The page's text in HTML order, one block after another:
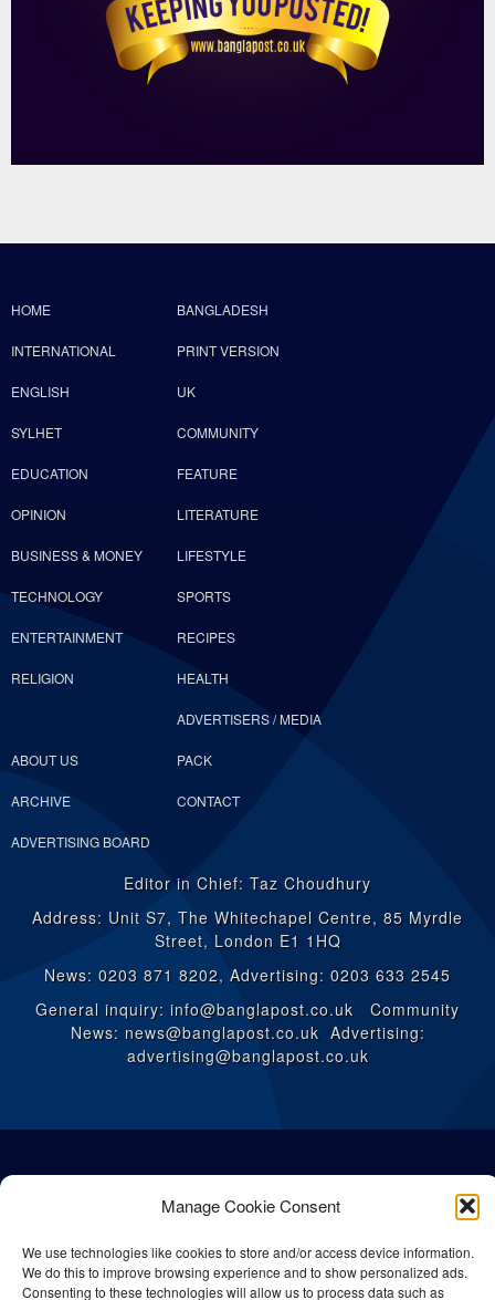
Manage Cookie Consent
We use technologies like cookies to store and/or access device information.
We do this to improve browsing experience and to show personalized ads.
Consenting to these technologies will allow us to process data such as
HOME BANGLADESH
INTERNATIONAL PRINT VERSION
ENGLISH UK
SYLHET COMMUNITY
EDUCATION FEATURE
OPINION LITERATURE
BUSINESS & MONEY LIFESTYLE
TECHNOLOGY SPORTS
ENTERTAINMENT RECIPES
RELIGION HEALTH
ABOUT US
ADVERTISERS / MEDIA
PACK
ARCHIVE CONTACT
ADVERTISING BOARD
Editor in Chief: Taz Choudhury
Address: Unit S7, The Whitechapel Centre, 85 Myrdle
Street, London E1 1HQ
News: 0203 871 8202, Advertising: 0203 633 2545
General inquiry: info@banglapost.co.uk Community
News: news@banglapost.co.uk Advertising:
advertising@banglapost.co.uk